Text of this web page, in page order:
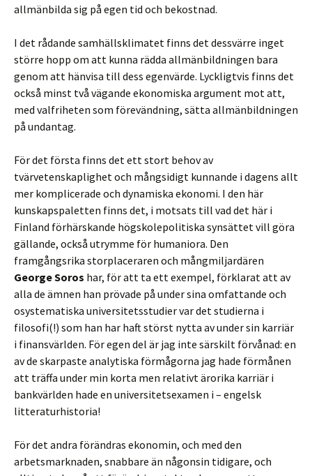
allmänbilda sig på egen tid och bekostnad.
I det rådande samhällsklimatet finns det dessvärre inget
större hopp om att kunna rädda allmänbildningen bara
genom att hänvisa till dess egenvärde. Lyckligtvis finns det
också minst två vägande ekonomiska argument mot att,
med valfriheten som förevändning, sätta allmänbildningen
på undantag.
För det första finns det ett stort behov av
tvärvetenskaplighet och mångsidigt kunnande i dagens allt
mer komplicerade och dynamiska ekonomi. I den här
kunskapspaletten finns det, i motsats till vad det här i
Finland förhärskande högskolepolitiska synsättet vill göra
gällande, också utrymme för humaniora. Den
framgångsrika storplaceraren och mångmiljardären
George Soros har, för att ta ett exempel, förklarat att av
alla de ämnen han prövade på under sina omfattande och
osystematiska universitetsstudier var det studierna i
filosofi(!) som han har haft störst nytta av under sin karriär
i finansvärlden. För egen del är jag inte särskilt förvånad: en
av de skarpaste analytiska förmågorna jag hade förmånen
att träffa under min korta men relativt ärorika karriär i
bankvärlden hade en universitetsexamen i – engelsk
litteraturhistoria!
För det andra förändras ekonomin, och med den
arbetsmarknaden, snabbare än någonsin tidigare, och